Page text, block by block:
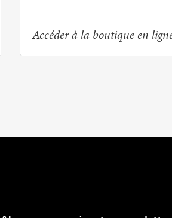
Accéder à la boutique en